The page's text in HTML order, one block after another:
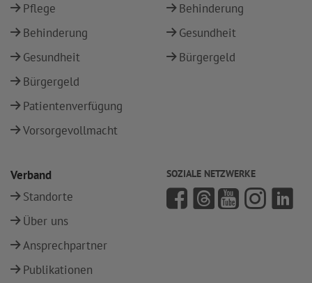
Pflege
Behinderung
Gesundheit
Bürgergeld
Patientenverfügung
Vorsorgevollmacht
Behinderung
Gesundheit
Bürgergeld
Verband
Standorte
Über uns
Ansprechpartner
Publikationen
SOZIALE NETZWERKE